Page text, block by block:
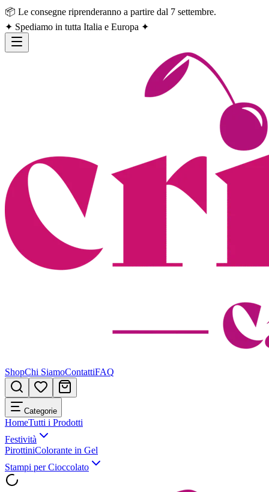
📦 Le consegne riprenderanno a partire dal 7 settembre.
✦ Spediamo in tutta Italia e Europa ✦
ShopChi SiamoContattiFAQ
Categorie
HomeTutti i Prodotti
Festività
PirottiniColorante in Gel
Stampi per Cioccolato